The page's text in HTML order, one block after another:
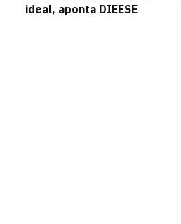
ideal, aponta DIEESE